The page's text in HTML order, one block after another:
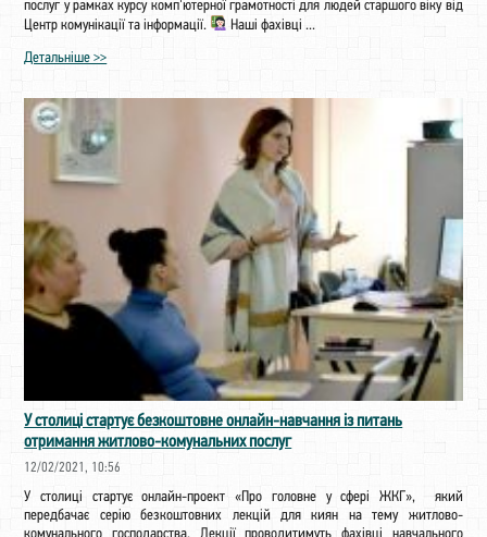
послуг у рамках курсу комп'ютерної грамотності для людей старшого віку від
Центр комунікації та інформації.
Наші фахівці ...
Детальніше >>
У столиці стартує безкоштовне онлайн-навчання із питань
отримання житлово-комунальних послуг
12/02/2021, 10:56
У столиці стартує онлайн-проект «Про головне у сфері ЖКГ», який
передбачає серію безкоштовних лекцій для киян на тему житлово-